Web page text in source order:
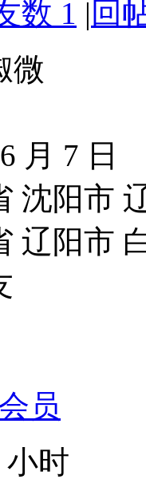
数 1 | 回
微
月 7 日
沈阳市
辽阳市
员
小时